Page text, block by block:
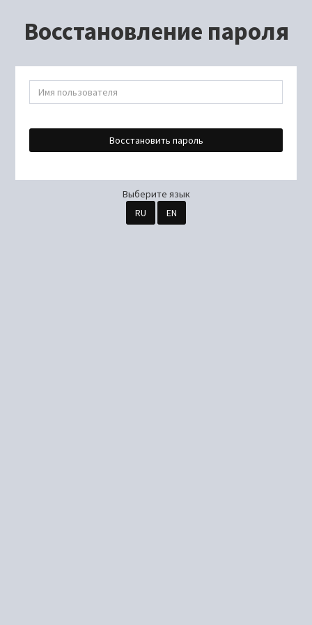
Восстановление пароля
Восстановить пароль
Выберите язык